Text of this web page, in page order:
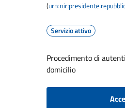
(
Servizio attivo
Procedimento di
domicilio